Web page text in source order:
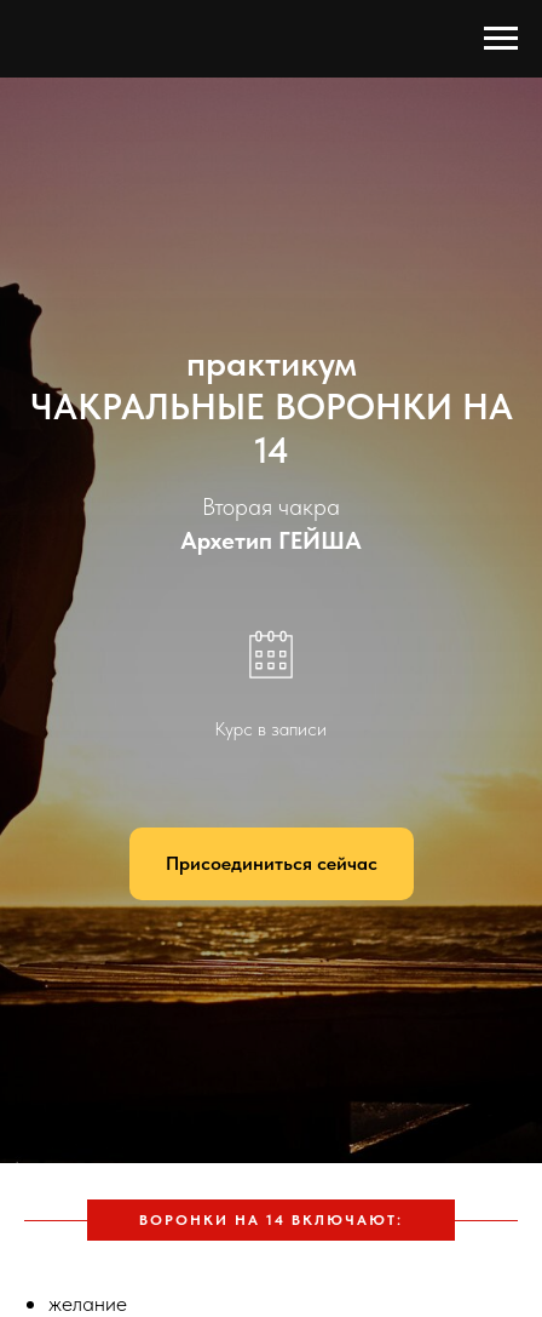
практикум
ЧАКРАЛЬНЫЕ ВОРОНКИ НА
14
Вторая чакра
Архетип ГЕЙША
Курс в записи
Присоединиться сейчас
ВОРОНКИ НА 14 ВКЛЮЧАЮТ:
желание